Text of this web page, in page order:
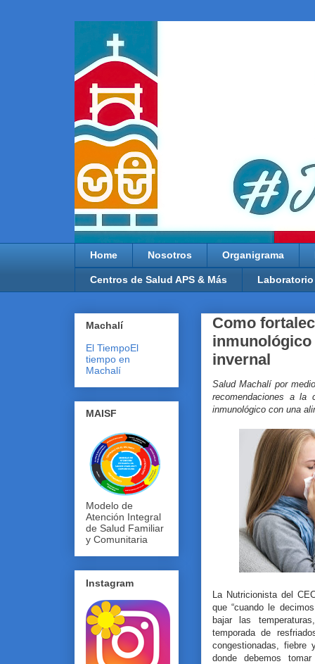
Home Nosotros Organigrama
Centros de Salud APS & Más Laboratorio
Como
inmunológico
invernal
Salud Machalí por
recomendaciones a la
inmunológico con una
La Nutricionista del
que “cuando le
bajar las
temporada de
congestionadas, fiebre
donde debemos
Machalí
El TiempoEl
tiempo en
Machalí
MAISF
Modelo de
Atención Integral
de Salud Familiar
y Comunitaria
Instagram